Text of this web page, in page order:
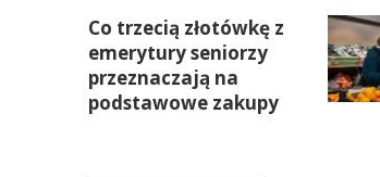
Co trzecią złotówkę z
emerytury seniorzy
przeznaczają na
podstawowe zakupy